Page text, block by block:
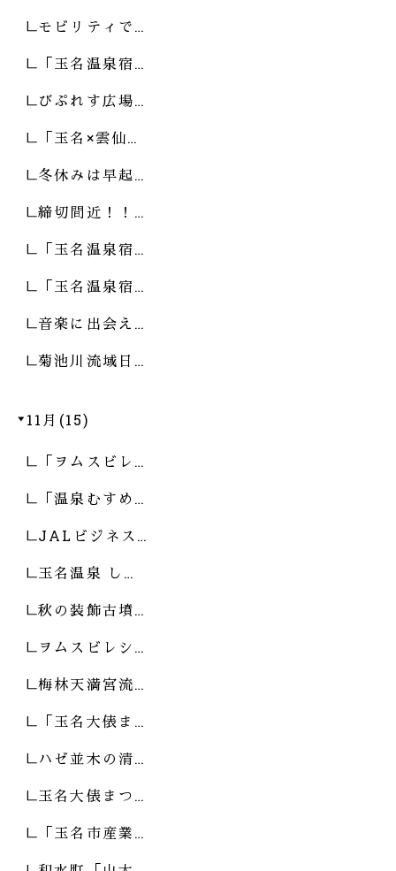
モビリティで…
「玉名温泉宿…
びぷれす広場…
「玉名×雲仙…
冬休みは早起…
締切間近！！…
「玉名温泉宿…
「玉名温泉宿…
音楽に出会え…
菊池川流域日…
11月(15)
「ヲムスビレ…
「温泉むすめ…
JALビジネス…
玉名温泉 し…
秋の装飾古墳…
ヲムスビレシ…
梅林天満宮流…
「玉名大俵ま…
ハゼ並木の清…
玉名大俵まつ…
「玉名市産業…